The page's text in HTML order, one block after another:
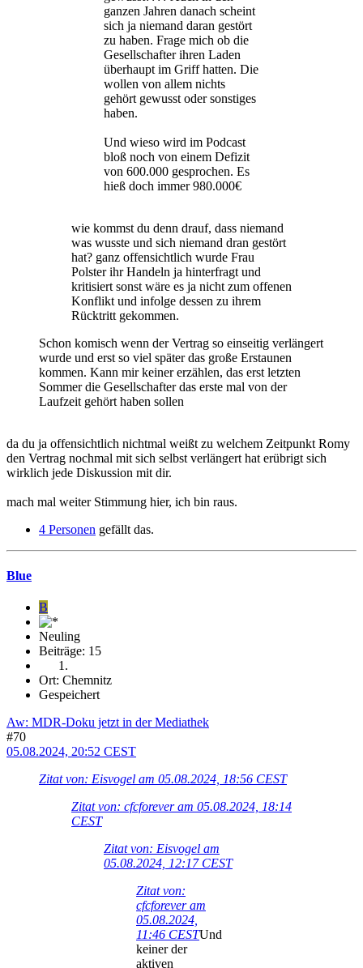
ganzen Jahren danach scheint
sich ja niemand daran gestört
zu haben. Frage mich ob die
Gesellschafter ihren Laden
überhaupt im Griff hatten. Die
wollen von allem nichts
gehört gewusst oder sonstiges
haben.
Und wieso wird im Podcast
bloß noch von einem Defizit
von 600.000 gesprochen. Es
hieß doch immer 980.000€
wie kommst du denn drauf, dass niemand
was wusste und sich niemand dran gestört
hat? ganz offensichtlich wurde Frau
Polster ihr Handeln ja hinterfragt und
kritisiert sonst wäre es ja nicht zum offenen
Konflikt und infolge dessen zu ihrem
Rücktritt gekommen.
Schon komisch wenn der Vertrag so einseitig verlängert
wurde und erst so viel später das große Erstaunen
kommen. Kann mir keiner erzählen, das erst letzten
Sommer die Gesellschafter das erste mal von der
Laufzeit gehört haben sollen
da du ja offensichtlich nichtmal weißt zu welchem Zeitpunkt Romy
den Vertrag nochmal mit sich selbst verlängert hat erübrigt sich
wirklich jede Diskussion mit dir.
mach mal weiter Stimmung hier, ich bin raus.
4 Personen gefällt das.
Blue
B
Neuling
Beiträge: 15
Ort: Chemnitz
Gespeichert
Aw: MDR-Doku jetzt in der Mediathek
#70
05.08.2024, 20:52 CEST
Zitat von: Eisvogel am 05.08.2024, 18:56 CEST
Zitat von: cfcforever am 05.08.2024, 18:14
CEST
Zitat von: Eisvogel am
05.08.2024, 12:17 CEST
Zitat von:
cfcforever am
05.08.2024,
11:46 CESTUnd
keiner der
aktiven